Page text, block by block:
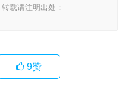
载请注明出处：
9赞